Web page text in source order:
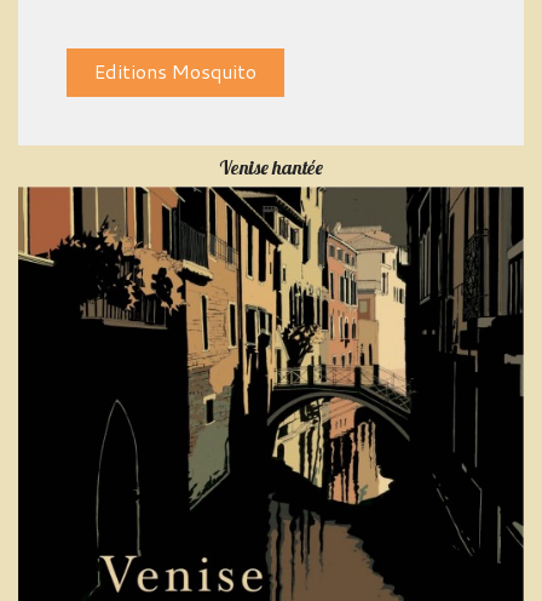
Editions Mosquito
Venise hantée